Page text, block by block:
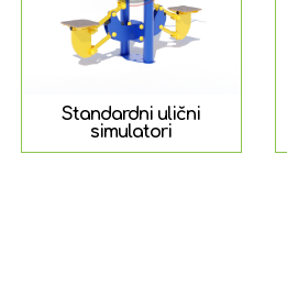
Standardni ulični
simulatori